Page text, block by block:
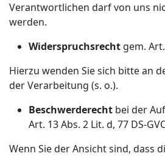
Verantwortlichen darf von uns
werden.
Widerspruchsrecht gem.
Hierzu wenden Sie sich bitte an
der Verarbeitung (s. o.).
Beschwerderecht bei der
Art. 13 Abs. 2 Lit. d, 77 DS-
Wenn Sie der Ansicht sind, dass